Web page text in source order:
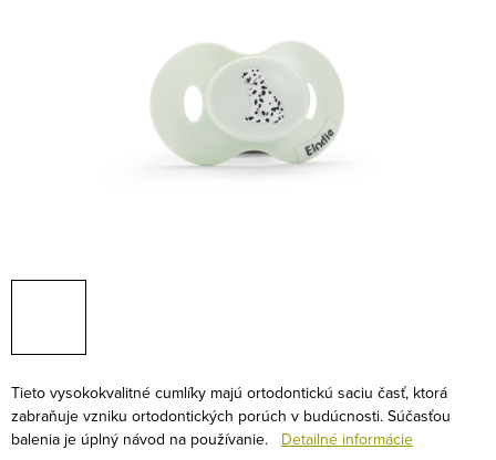
Tieto vysokokvalitné cumlíky majú ortodontickú saciu časť, ktorá
zabraňuje vzniku ortodontických porúch v budúcnosti. Súčasťou
balenia je úplný návod na používanie.
Detailné informácie